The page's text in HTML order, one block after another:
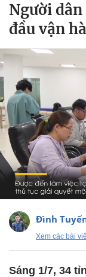
Người
đầu vận
Đình
Xem các bài
Sáng 1/7, 34